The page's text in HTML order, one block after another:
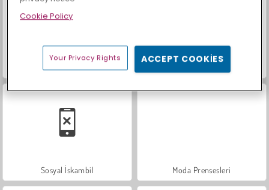
İçecekleri Eşle
Sosyal İskambil Moda Prensesleri
Cookie Policy
Your Privacy Rights ACCEPT COOKIES